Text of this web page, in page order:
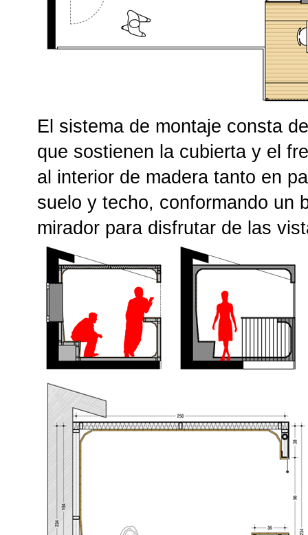
El sistema de montaje consta
que sostienen la cubierta y el
al interior de madera tanto en
suelo y techo, conformando un
mirador para disfrutar de las